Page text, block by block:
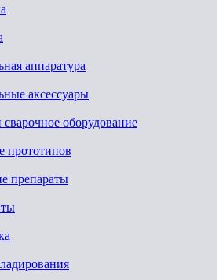
аппаратура
аксессуары
оборудование
прототипов
препараты